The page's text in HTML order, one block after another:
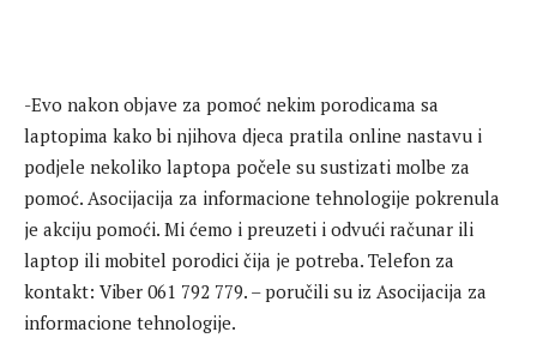
-Evo nakon objave za pomoć nekim porodicama sa
laptopima kako bi njihova djeca pratila online nastavu i
podjele nekoliko laptopa počele su sustizati molbe za
pomoć. Asocijacija za informacione tehnologije pokrenula
je akciju pomoći. Mi ćemo i preuzeti i odvući računar ili
laptop ili mobitel porodici čija je potreba. Telefon za
kontakt: Viber 061 792 779. – poručili su iz Asocijacija za
informacione tehnologije.